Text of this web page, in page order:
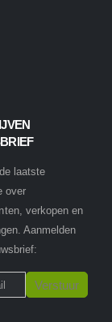
laatste
over
verkopen en
Aanmelden